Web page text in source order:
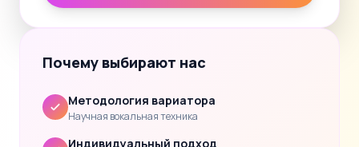
Почему выбирают нас
Методология вариатора
Научная вокальная техника
Индивидуальный подход